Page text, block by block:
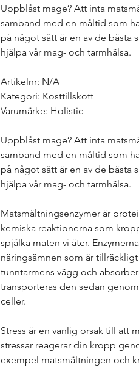
Uppblåst mage? Att inta
samband med en måltid som
på något sätt är en av de bästa
hjälpa vår mag- och tarmhälsa.
Artikelnr: N/A
Kategori: Kosttillskott
Varumärke: Holistic
Uppblåst mage? Att inta
samband med en måltid som
på något sätt är en av de bästa
hjälpa vår mag- och tarmhälsa.
Matsmältningsenzymer är
kemiska reaktionerna som
spjälka maten vi äter.
näringsämnen som är
tunntarmens vägg och
transporteras den sedan
celler.
Stress är en vanlig orsak till att
stressar reagerar din kropp
exempel matsmältningen och